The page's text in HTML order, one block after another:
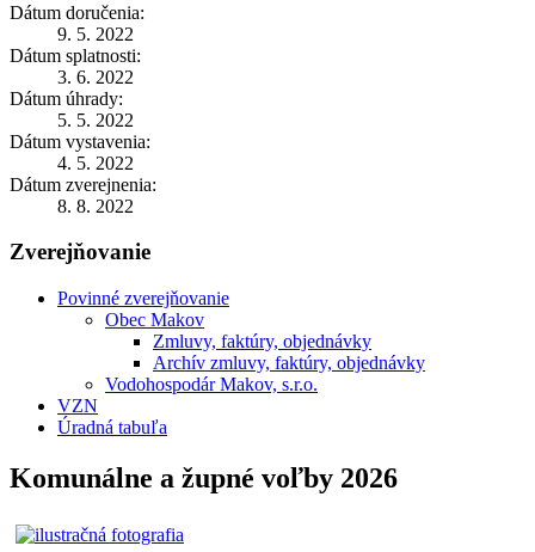
Dátum doručenia:
9. 5. 2022
Dátum splatnosti:
3. 6. 2022
Dátum úhrady:
5. 5. 2022
Dátum vystavenia:
4. 5. 2022
Dátum zverejnenia:
8. 8. 2022
Zverejňovanie
Povinné zverejňovanie
Obec Makov
Zmluvy, faktúry, objednávky
Archív zmluvy, faktúry, objednávky
Vodohospodár Makov, s.r.o.
VZN
Úradná tabuľa
Komunálne a župné voľby 2026